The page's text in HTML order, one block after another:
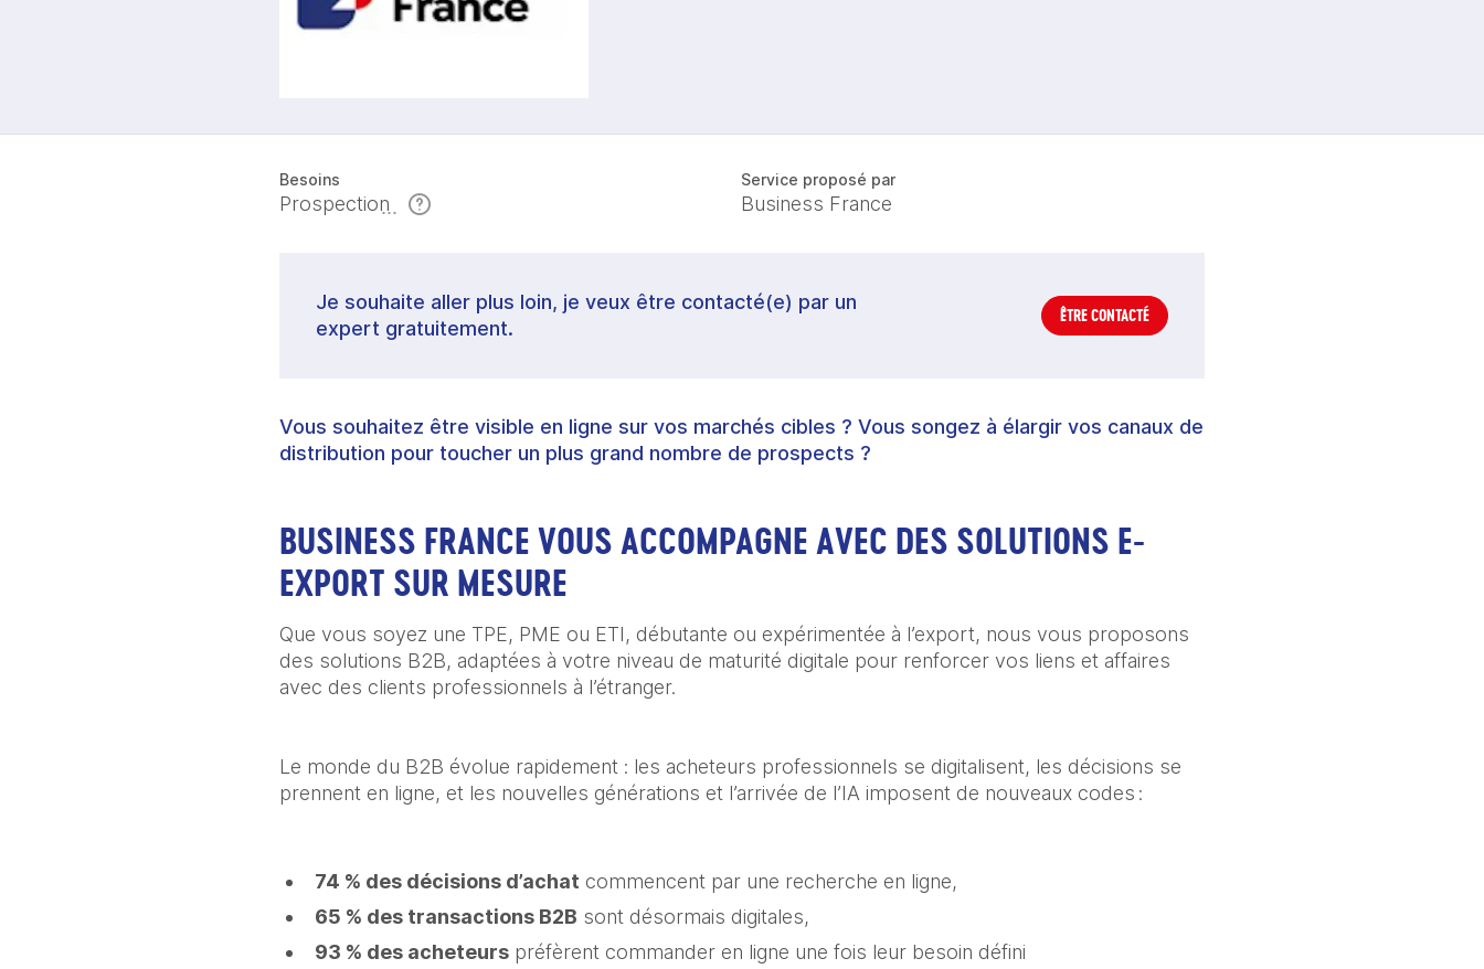
Besoins
Prospection
Service proposé par
Business France
Je souhaite aller plus loin, je veux être contacté(e) par un
expert gratuitement.
ÊTRE CONTACTÉ
Vous souhaitez être visible en ligne sur vos marchés cibles ? Vous songez à élargir vos canaux de
distribution pour toucher un plus grand nombre de prospects ?
BUSINESS FRANCE VOUS ACCOMPAGNE AVEC DES SOLUTIONS E-
EXPORT SUR MESURE
Que vous soyez une TPE, PME ou ETI, débutante ou expérimentée à l’export, nous vous proposons
des solutions B2B, adaptées à votre niveau de maturité digitale pour renforcer vos liens et affaires
avec des clients professionnels à l’étranger.
Le monde du B2B évolue rapidement : les acheteurs professionnels se digitalisent, les décisions se
prennent en ligne, et les nouvelles générations et l’arrivée de l’IA imposent de nouveaux codes :
74 % des décisions d’achat commencent par une recherche en ligne,
65 % des transactions B2B sont désormais digitales,
93 % des acheteurs préfèrent commander en ligne une fois leur besoin défini